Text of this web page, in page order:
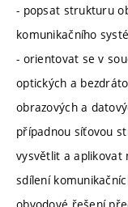
- popsat strukturu
komunikačního
- orientovat se v
optických a
obrazových a
případnou síťovou
vysvětlit a aplikovat
sdílení